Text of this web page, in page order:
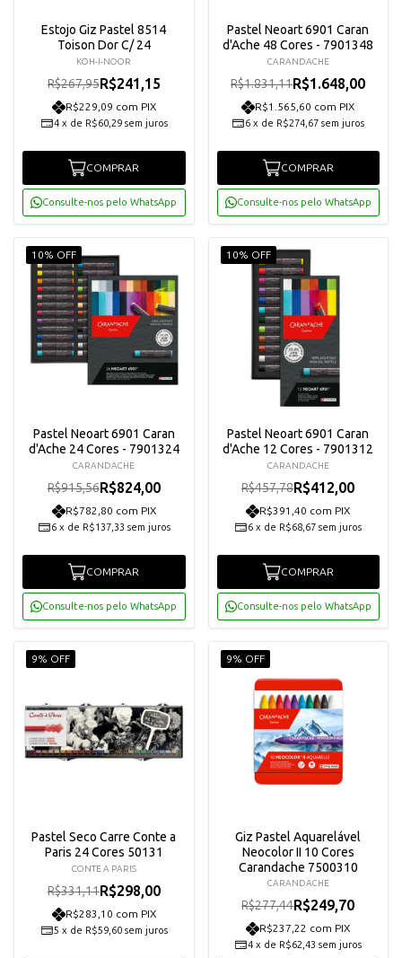
Estojo Giz Pastel 8514
Toison Dor C/ 24
KOH-I-NOOR
R$267,95R$241,15
R$229,09 com PIX
4 x de R$60,29 sem juros
COMPRAR
Consulte-nos pelo WhatsApp
Pastel Neoart 6901 Caran
d'Ache 48 Cores - 7901348
CARANDACHE
R$1.831,11R$1.648,00
R$1.565,60 com PIX
6 x de R$274,67 sem juros
COMPRAR
Consulte-nos pelo WhatsApp
10% OFF
Pastel Neoart 6901 Caran
d'Ache 24 Cores - 7901324
CARANDACHE
R$915,56R$824,00
R$782,80 com PIX
6 x de R$137,33 sem juros
COMPRAR
Consulte-nos pelo WhatsApp
10% OFF
Pastel Neoart 6901 Caran
d'Ache 12 Cores - 7901312
CARANDACHE
R$457,78R$412,00
R$391,40 com PIX
6 x de R$68,67 sem juros
COMPRAR
Consulte-nos pelo WhatsApp
9% OFF
Pastel Seco Carre Conte a
Paris 24 Cores 50131
CONTE A PARIS
R$331,11R$298,00
R$283,10 com PIX
5 x de R$59,60 sem juros
9% OFF
Giz Pastel Aquarelável
Neocolor II 10 Cores
Carandache 7500310
CARANDACHE
R$277,44R$249,70
R$237,22 com PIX
4 x de R$62,43 sem juros